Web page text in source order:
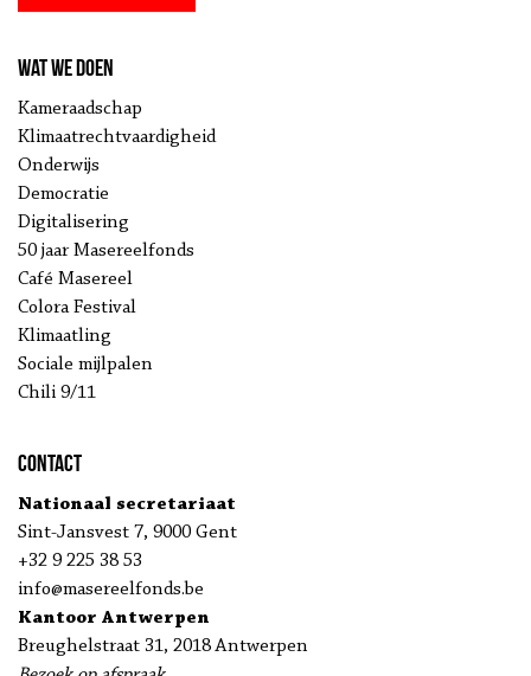
Wat we doen
Kameraadschap
Klimaatrechtvaardigheid
Onderwijs
Democratie
Digitalisering
50 jaar Masereelfonds
Café Masereel
Colora Festival
Klimaatling
Sociale mijlpalen
Chili 9/11
Contact
Nationaal secretariaat
Sint-Jansvest 7, 9000 Gent
+32 9 225 38 53
info@masereelfonds.be
Kantoor Antwerpen
Breughelstraat 31, 2018 Antwerpen